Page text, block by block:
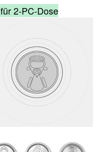
2-PC-Dose